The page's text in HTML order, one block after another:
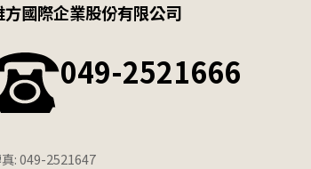
方國際企業股份有限公司
049-2521666
: 049-2521647